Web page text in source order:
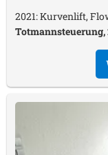
2021: Kurvenlift,
Totmannsteuerung,